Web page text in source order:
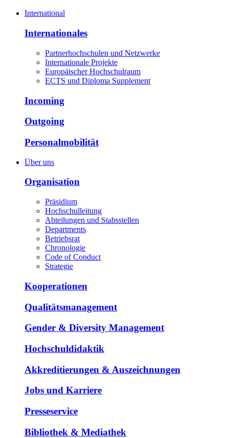
International
Internationales
Partnerhochschulen und Netzwerke
Internationale Projekte
Europäischer Hochschulraum
ECTS und Diploma Supplement
Incoming
Outgoing
Personalmobilität
Über uns
Organisation
Präsidium
Hochschulleitung
Abteilungen und Stabsstellen
Departments
Betriebsrat
Chronologie
Code of Conduct
Strategie
Kooperationen
Qualitätsmanagement
Gender & Diversity Management
Hochschuldidaktik
Akkreditierungen & Auszeichnungen
Jobs und Karriere
Presseservice
Bibliothek & Mediathek